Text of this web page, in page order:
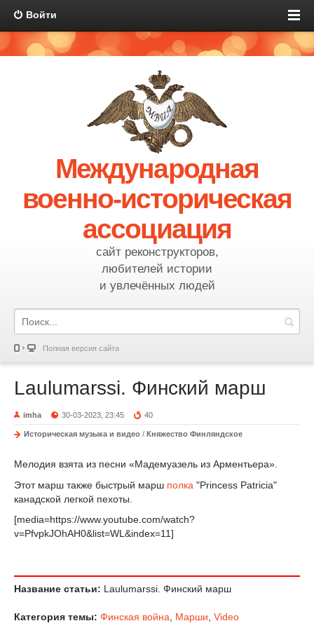
Войти
Международная
военно-историческая
ассоциация
сайт реконструкторов,
любителей истории
и увлечённых людей
Полная версия сайта
Laulumarssi. Финский марш
imha 30-03-2023, 23:45 40
Историческая музыка и видео / Княжество Финляндское
Мелодия взята из песни «Мадемуазель из Арментьера».
Этот марш также быстрый марш полка "Princess Patricia"
канадской легкой пехоты.
[media=https://www.youtube.com/watch?
v=PfvpkJOhAH0&list=WL&index=11]
Название статьи: Laulumarssi. Финский марш
Категория темы: Финская война Марши Video